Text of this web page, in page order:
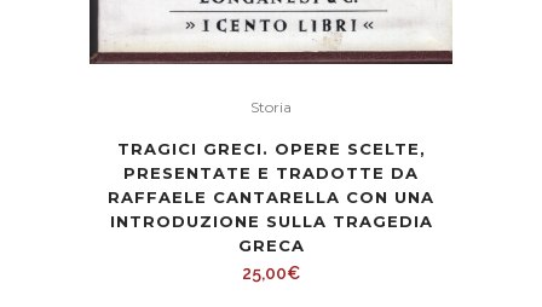
Storia
TRAGICI GRECI. OPERE SCELTE,
PRESENTATE E TRADOTTE DA
RAFFAELE CANTARELLA CON UNA
INTRODUZIONE SULLA TRAGEDIA
GRECA
25,00€